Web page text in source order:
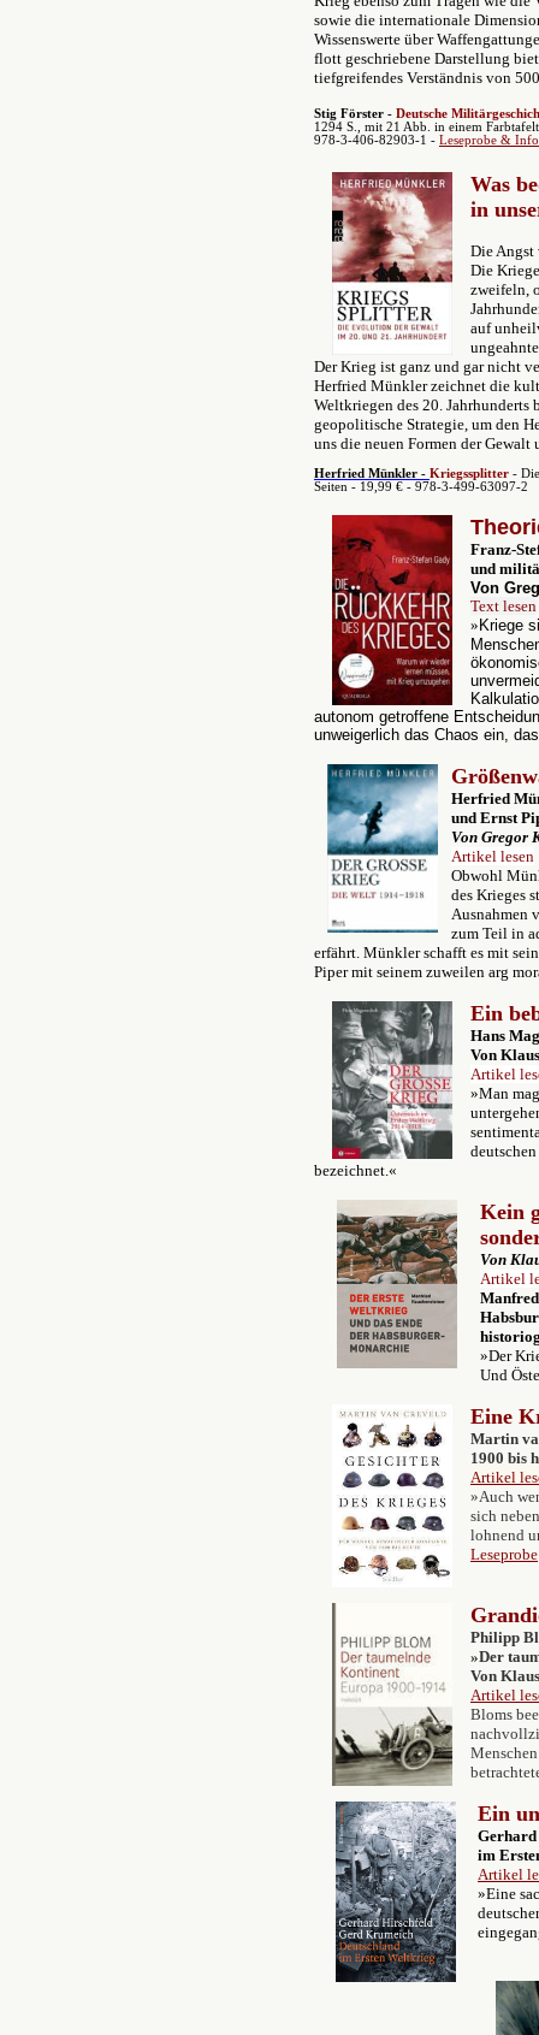
sowie die internationale
Wissenswerte über
flott geschriebene Darstellung
tiefgreifendes Verständnis von
Stig Förster - Deutsche
1294 S., mit 21 Abb. in einem
978-3-406-82903-1 - Leseprobe &
Was
in
Die Angst
Die
zweifeln,
auf
Der Krieg ist ganz und gar nicht
Herfried Münkler zeichnet die
Weltkriegen des 20.
geopolitische Strategie, um den
uns die neuen Formen der
Herfried Münkler - Kriegssplitter -
Seiten - 19,99 € - 978-3-499-63097-2
Franz-
und
Von
Text lesen
» Kriege
autonom getroffene
unweigerlich das Chaos ein,
Herfried
und Ernst
Von Gregor
Artikel lesen
Obwohl
des Krieges
Ausnahmen
zum Teil in
erfährt. Münkler schafft es mit
Piper mit seinem zuweilen arg
Ein
Hans
Von
Artikel
»Man
bezeichnet.«
Kein
Von
Artikel
»Der
Und
Eine
Martin
1900 bis
Artikel
»Auch
sich
lohnend
Leseprobe
Philipp
»Der
Von
Artikel
Bloms
Ein
im
Artikel
»Eine